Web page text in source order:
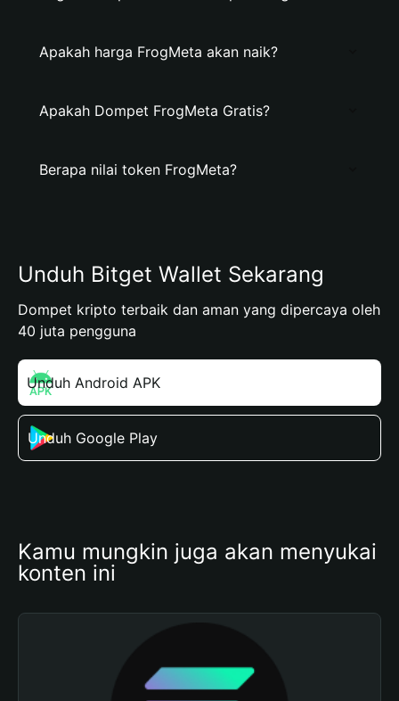
Apakah harga FrogMeta akan naik?
Apakah Dompet FrogMeta Gratis?
Berapa nilai token FrogMeta?
Unduh Bitget Wallet Sekarang
Dompet kripto terbaik dan aman yang dipercaya oleh
40 juta pengguna
Unduh Android APK
Unduh Google Play
Kamu mungkin juga akan menyukai
konten ini